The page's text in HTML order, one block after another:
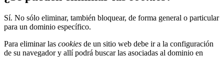
Sí. No sólo eliminar, también bloquear, de forma general o particular
para un dominio específico.
Para eliminar las cookies de un sitio web debe ir a la configuración
de su navegador y allí podrá buscar las asociadas al dominio en